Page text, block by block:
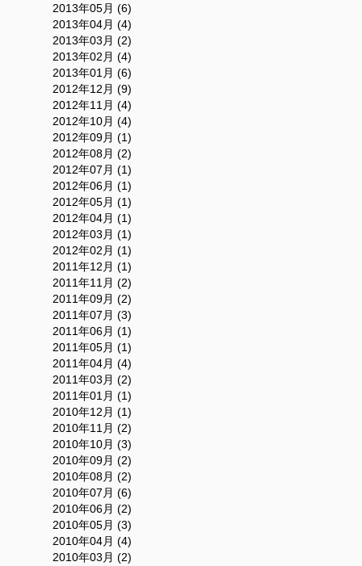
2013年05月 (6)
2013年04月 (4)
2013年03月 (2)
2013年02月 (4)
2013年01月 (6)
2012年12月 (9)
2012年11月 (4)
2012年10月 (4)
2012年09月 (1)
2012年08月 (2)
2012年07月 (1)
2012年06月 (1)
2012年05月 (1)
2012年04月 (1)
2012年03月 (1)
2012年02月 (1)
2011年12月 (1)
2011年11月 (2)
2011年09月 (2)
2011年07月 (3)
2011年06月 (1)
2011年05月 (1)
2011年04月 (4)
2011年03月 (2)
2011年01月 (1)
2010年12月 (1)
2010年11月 (2)
2010年10月 (3)
2010年09月 (2)
2010年08月 (2)
2010年07月 (6)
2010年06月 (2)
2010年05月 (3)
2010年04月 (4)
2010年03月 (2)